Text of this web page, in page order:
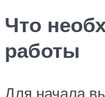
Что
работы
Для начала